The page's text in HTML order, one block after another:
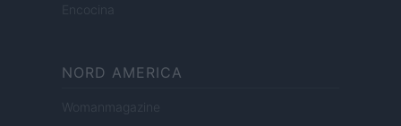
Encocina
NORD AMERICA
Womanmagazine